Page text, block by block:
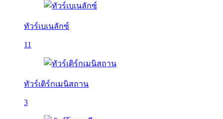
ทัวร์เบเนลักซ์
11
ทัวร์เติร์กเมนิสถาน
3